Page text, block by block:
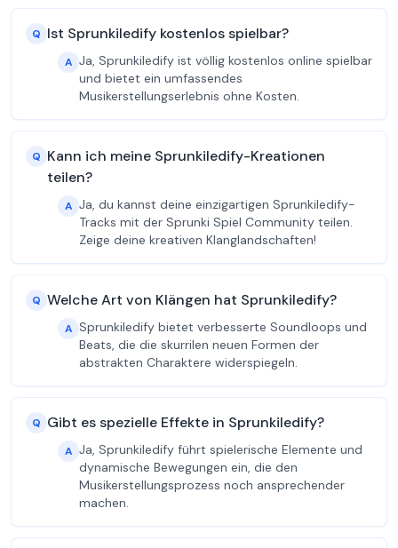
Q Ist Sprunkiledify kostenlos spielbar?
A Ja, Sprunkiledify ist völlig kostenlos online spielbar
und bietet ein umfassendes
Musikerstellungserlebnis ohne Kosten.
Q Kann ich meine Sprunkiledify-Kreationen
teilen?
A Ja, du kannst deine einzigartigen Sprunkiledify-
Tracks mit der Sprunki Spiel Community teilen.
Zeige deine kreativen Klanglandschaften!
Q Welche Art von Klängen hat Sprunkiledify?
A Sprunkiledify bietet verbesserte Soundloops und
Beats, die die skurrilen neuen Formen der
abstrakten Charaktere widerspiegeln.
Q Gibt es spezielle Effekte in Sprunkiledify?
A Ja, Sprunkiledify führt spielerische Elemente und
dynamische Bewegungen ein, die den
Musikerstellungsprozess noch ansprechender
machen.